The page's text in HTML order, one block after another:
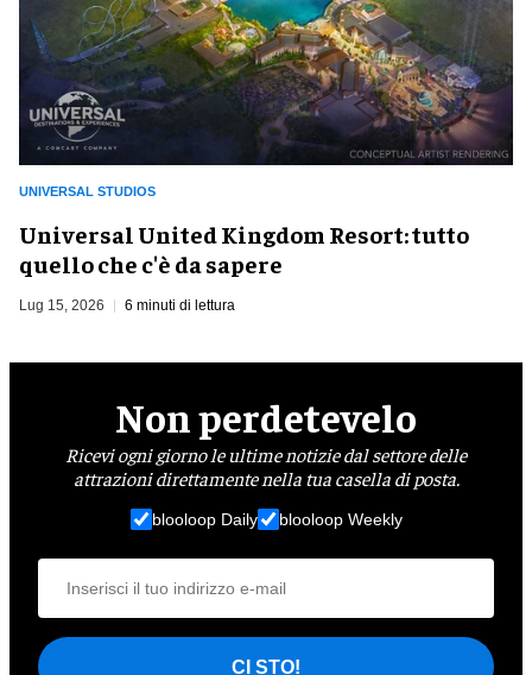
UNIVERSAL STUDIOS
Universal United Kingdom Resort: tutto
quello che c'è da sapere
Lug 15, 2026 6 minuti di lettura
Non perdetevelo
Ricevi ogni giorno le ultime notizie dal settore delle
attrazioni direttamente nella tua casella di posta.
blooloop Daily blooloop Weekly
CI STO!